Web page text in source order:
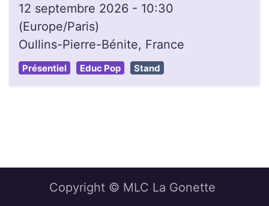
12 septembre 2026 - 10:30
(Europe/Paris)
Oullins-Pierre-Bénite, France
Présentiel Educ Pop Stand
Copyright © MLC La Gonette